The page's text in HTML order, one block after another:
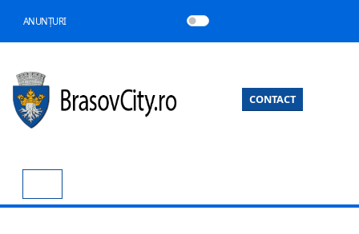
ANUNȚURI
CONTACT